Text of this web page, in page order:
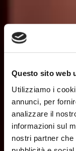
Questo sito web
Utilizziamo i
annunci, per
analizzare il
informazioni sul
nostri partner